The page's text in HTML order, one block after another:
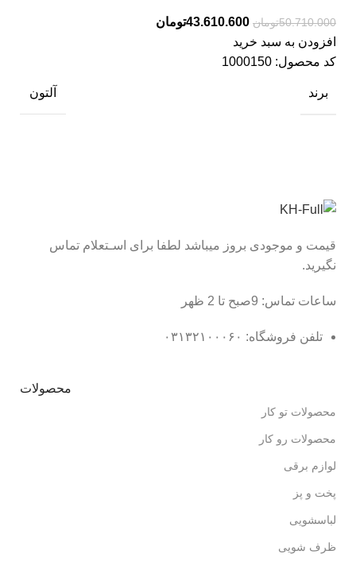
50.710.000تومان 43.610.600تومان
افزودن به سبد خرید
کد محصول: 1000150
برند آلتون
قیمت و موجودی بروز میباشد لطفا برای اسـتعلام تماس
نگیرید.
ساعات تماس: 9صبح تا 2 ظهر
تلفن فروشگاه: ۰۳۱۳۲۱۰۰۰۶۰
محصولات
محصولات تو کار
محصولات رو کار
لوازم برقی
پخت و پز
لباسشویی
ظرف شویی